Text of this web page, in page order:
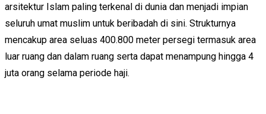
arsitektur Islam paling terkenal di dunia dan menjadi impian
seluruh umat muslim untuk beribadah di sini. Strukturnya
mencakup area seluas 400.800 meter persegi termasuk area
luar ruang dan dalam ruang serta dapat menampung hingga 4
juta orang selama periode haji.